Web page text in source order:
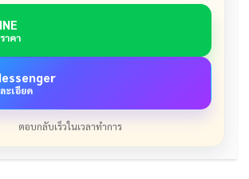
าคา
ะเอียด
ตอบกลับเร็วในเวลาทำการ